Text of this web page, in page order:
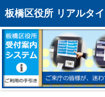
板橋区役所 リアルタ
トップページへ
混雑予想カレンダー
リアルタイム混雑状況
リアルタイム受付番号状
メール通知登録